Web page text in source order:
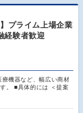
プライム上場企業
経験者歓迎
機器など、幅広い商材
。 ■具体的には ＜提案